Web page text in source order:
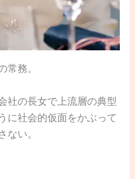
常務。
社の長女で上流層の典型
に社会的仮面をかぶって
ない。